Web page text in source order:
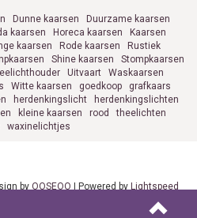
Dunne kaarsen
Duurzame kaarsen
kaarsen Horeca kaarsen
Kaarsen
kaarsen Rode kaarsen
Rustiek
Shine kaarsen
Stompkaarsen
Uitvaart
Waskaarsen
Witte kaarsen goedkoop
grafkaars
herdenkingslicht
herdenkingslichten
kleine kaarsen rood
theelichten
waxinelichtjes
by OOSEOO | Powered by Lightspeed